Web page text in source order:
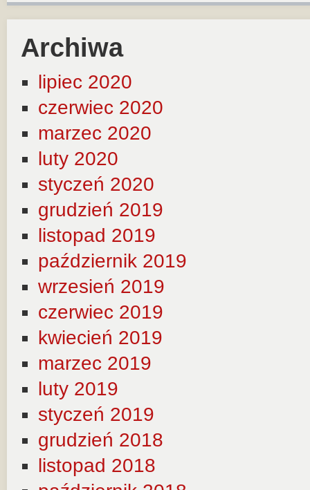
Archiwa
lipiec 2020
czerwiec 2020
marzec 2020
luty 2020
styczeń 2020
grudzień 2019
listopad 2019
październik 2019
wrzesień 2019
czerwiec 2019
kwiecień 2019
marzec 2019
luty 2019
styczeń 2019
grudzień 2018
listopad 2018